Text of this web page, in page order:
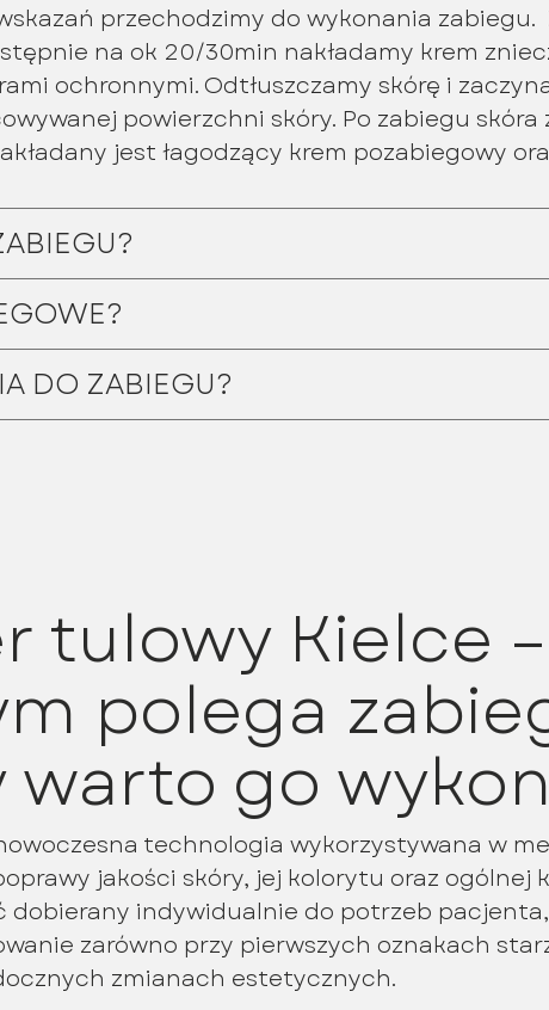
przechodzimy do wykonania zabiegu.
na ok 20/30min nakładamy krem
ochronnymi. Odtłuszczamy skórę i
powierzchni skóry. Po zabiegu
jest łagodzący krem pozabiegowy
DO ZABIEGU?
tulowy Kielce
polega
warto go
technologia wykorzystywana w
jakości skóry, jej kolorytu oraz ogólnej
dobierany indywidualnie do potrzeb
zarówno przy pierwszych oznakach
zmianach estetycznych.